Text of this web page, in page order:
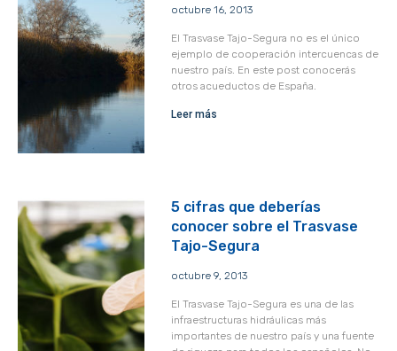
octubre 16, 2013
El Trasvase Tajo-Segura no es el único
ejemplo de cooperación intercuencas de
nuestro país. En este post conocerás
otros acueductos de España.
Leer más
5 cifras que deberías
conocer sobre el Trasvase
Tajo-Segura
octubre 9, 2013
El Trasvase Tajo-Segura es una de las
infraestructuras hidráulicas más
importantes de nuestro país y una fuente